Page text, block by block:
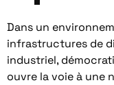
Dans un
infrastructures de
industriel,
ouvre la voie à une